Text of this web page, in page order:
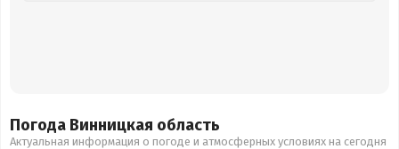
Погода Винницкая область
Актуальная информация о погоде и атмосферных условиях на сегодня